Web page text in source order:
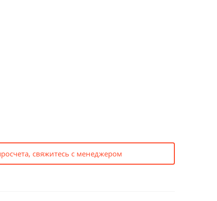
свяжитесь с менеджером